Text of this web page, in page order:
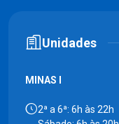
Unidades
MINAS I
2ª a 6ª: 6h às 22h